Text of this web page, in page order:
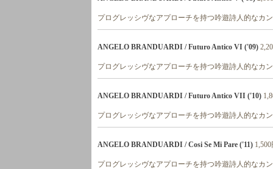
プログレッシヴなアプローチを持つ吟遊詩人的なカ
ANGELO BRANDUARDI / Futuro Antico VI ('09)
プログレッシヴなアプローチを持つ吟遊詩人的なカ
ANGELO BRANDUARDI / Futuro Antico VII ('10)
プログレッシヴなアプローチを持つ吟遊詩人的なカ
ANGELO BRANDUARDI / Cosi Se Mi Pare ('11)
プログレッシヴなアプローチを持つ吟遊詩人的なカ